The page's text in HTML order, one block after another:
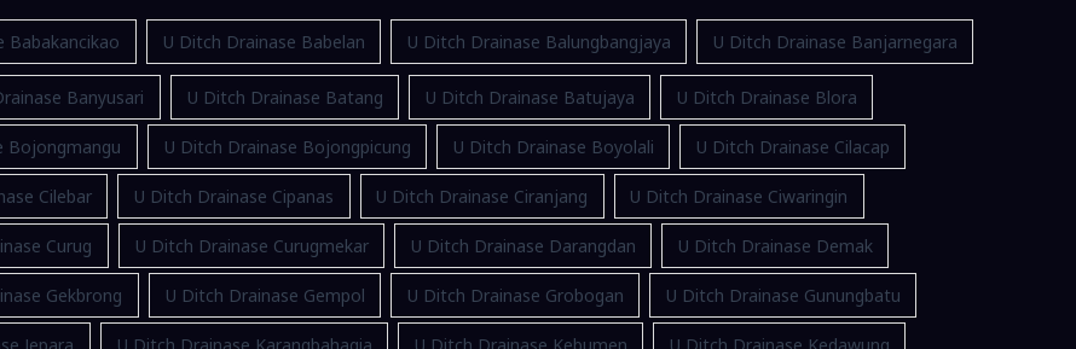
Babakancikao U Ditch Drainase Babelan U Ditch Drainase Balungbangjaya U Ditch Drainase Banjarnegara
Banyusari U Ditch Drainase Batang U Ditch Drainase Batujaya U Ditch Drainase Blora
Bojongmangu U Ditch Drainase Bojongpicung U Ditch Drainase Boyolali U Ditch Drainase Cilacap
Cilebar U Ditch Drainase Cipanas U Ditch Drainase Ciranjang U Ditch Drainase Ciwaringin
Curug U Ditch Drainase Curugmekar U Ditch Drainase Darangdan U Ditch Drainase Demak
Gekbrong U Ditch Drainase Gempol U Ditch Drainase Grobogan U Ditch Drainase Gunungbatu
Jepara U Ditch Drainase Karangbahagia U Ditch Drainase Kebumen U Ditch Drainase Kedawung